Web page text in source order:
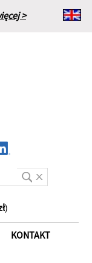
>
Strona główna
)
KONTAKT